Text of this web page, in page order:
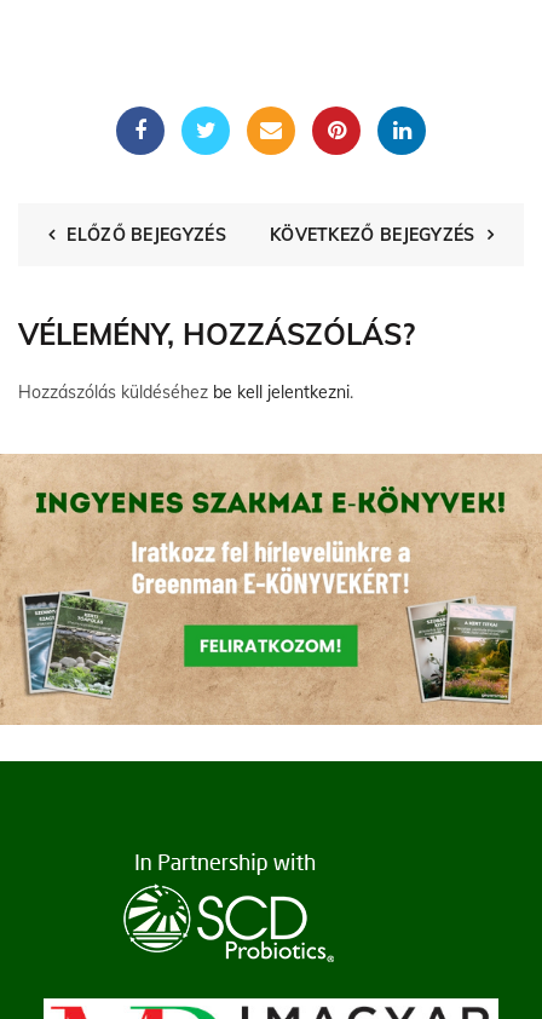
ELŐZŐ BEJEGYZÉS KÖVETKEZŐ BEJEGYZÉS
VÉLEMÉNY, HOZZÁSZÓLÁS?
Hozzászólás küldéséhez be kell jelentkezni.